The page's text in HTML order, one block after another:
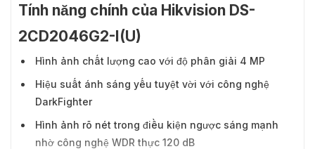
Tính năng chính của Hikvision DS-
2CD2046G2-I(U)
Hình ảnh chất lượng cao với độ phân giải 4 MP
Hiệu suất ánh sáng yếu tuyệt vời với công nghệ
DarkFighter
Hình ảnh rõ nét trong điều kiện ngược sáng mạnh
nhờ công nghệ WDR thực 120 dB